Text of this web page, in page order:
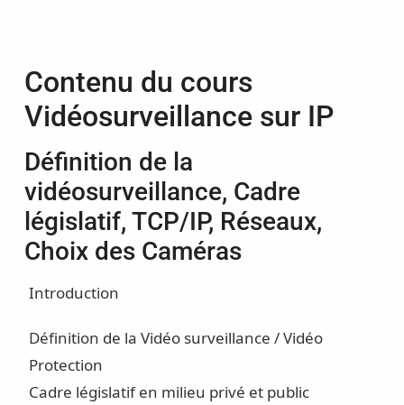
Contenu du cours
Vidéosurveillance sur IP
Définition de la
vidéosurveillance, Cadre
législatif, TCP/IP, Réseaux,
Choix des Caméras
Introduction
Définition de la Vidéo surveillance / Vidéo
Protection
Cadre législatif en milieu privé et public